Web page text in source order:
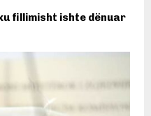
fillimisht ishte dënuar